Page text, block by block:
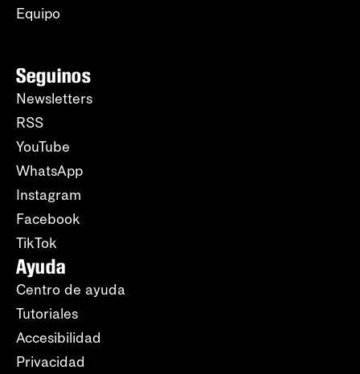
Equipo
Seguinos
Newsletters
RSS
YouTube
WhatsApp
Instagram
Facebook
TikTok
Ayuda
Centro de ayuda
Tutoriales
Accesibilidad
Privacidad